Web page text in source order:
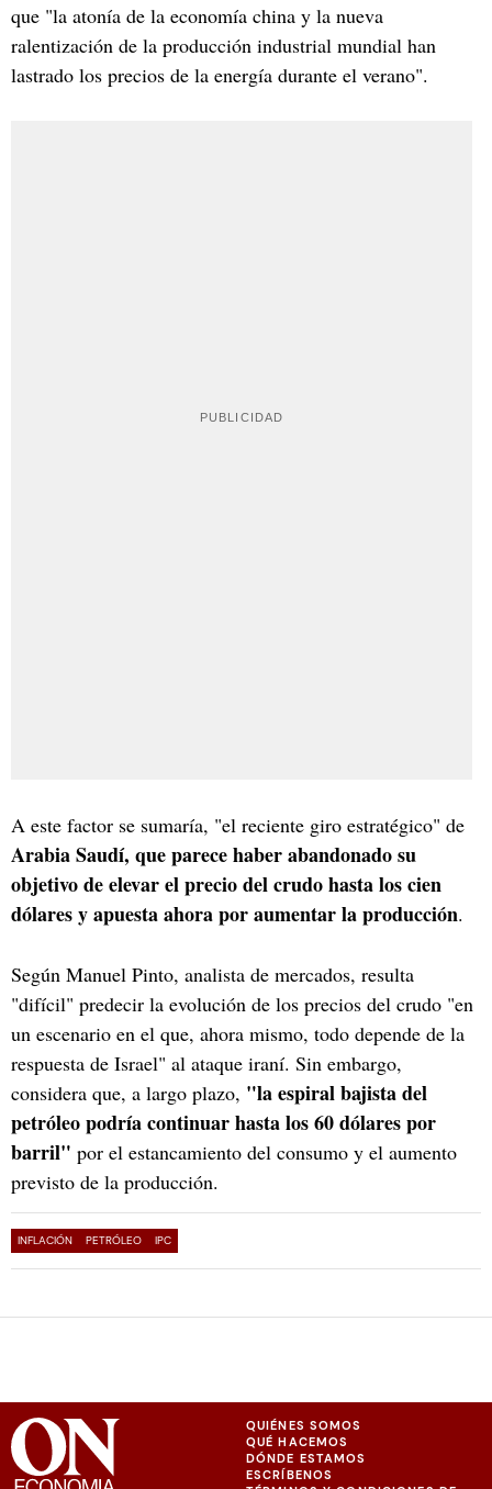
que "la atonía de la economía china y la nueva
ralentización de la producción industrial mundial han
lastrado los precios de la energía durante el verano".
A este factor se sumaría, "el reciente giro estratégico" de
Arabia Saudí, que parece haber abandonado su
objetivo de elevar el precio del crudo hasta los cien
dólares y apuesta ahora por aumentar la producción.
Según Manuel Pinto, analista de mercados, resulta
"difícil" predecir la evolución de los precios del crudo "en
un escenario en el que, ahora mismo, todo depende de la
respuesta de Israel" al ataque iraní. Sin embargo,
considera que, a largo plazo, "la espiral bajista del
petróleo podría continuar hasta los 60 dólares por
barril" por el estancamiento del consumo y el aumento
previsto de la producción.
INFLACIÓN PETRÓLEO IPC
QUIÉNES SOMOS
QUÉ HACEMOS
DÓNDE ESTAMOS
ESCRÍBENOS